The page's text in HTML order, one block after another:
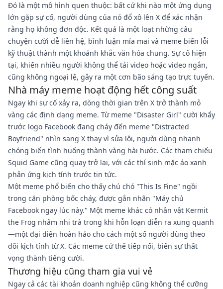
Đó là một mô hình quen thuộc: bất cứ khi nào một ứng dụng
lớn gặp sự cố, người dùng của nó đổ xô lên X để xác nhận
rằng họ không đơn độc. Kết quả là một loạt những câu
chuyện cười dễ liên hệ, bình luận mỉa mai và meme biến lỗi
kỹ thuật thành một khoảnh khắc văn hóa chung. Sự cố hiện
tại, khiến nhiều người không thể tải video hoặc video ngắn,
cũng không ngoại lệ, gây ra một cơn bão sáng tạo trực tuyến.
Nhà máy meme hoạt động hết công suất
Ngay khi sự cố xảy ra, dòng thời gian trên X trở thành mỏ
vàng các định dạng meme. Từ meme "Disaster Girl" cười khẩy
trước logo Facebook đang cháy đến meme "Distracted
Boyfriend" nhìn sang X thay vì sửa lỗi, người dùng nhanh
chóng biến tình huống thành vàng hài hước. Các tham chiếu
Squid Game cũng quay trở lại, với các thí sinh mặc áo xanh
phản ứng kịch tính trước tin tức.
Một meme phổ biến cho thấy chú chó "This Is Fine" ngồi
trong căn phòng bốc cháy, được gắn nhãn "Máy chủ
Facebook ngay lúc này." Một meme khác có nhân vật Kermit
the Frog nhâm nhi trà trong khi hỗn loạn diễn ra xung quanh
—một đại diện hoàn hảo cho cách một số người dùng theo
dõi kịch tính từ X. Các meme cứ thế tiếp nối, biến sự thất
vọng thành tiếng cười.
Thương hiệu cũng tham gia vui vẻ
Ngay cả các tài khoản doanh nghiệp cũng không thể cưỡng